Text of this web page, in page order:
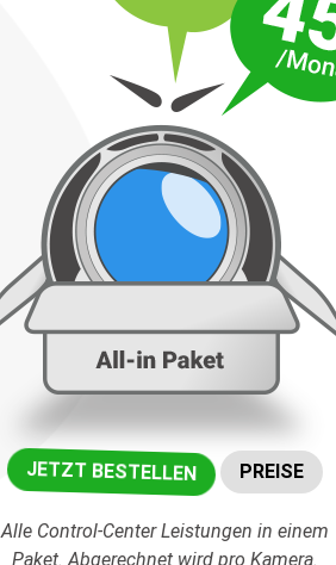
JETZT BESTELLEN PREISE
Alle Control-Center Leistungen in einem
Paket. Abgerechnet wird pro Kamera.